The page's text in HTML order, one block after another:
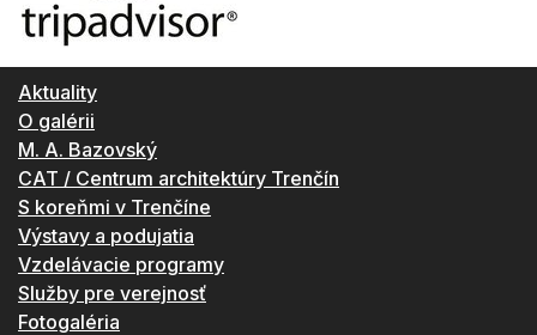
Aktuality
O galérii
M. A. Bazovský
CAT / Centrum architektúry Trenčín
S koreňmi v Trenčíne
Výstavy a podujatia
Vzdelávacie programy
Služby pre verejnosť
Fotogaléria